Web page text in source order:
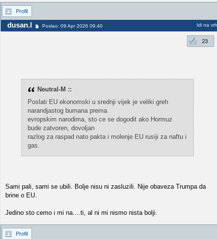
Profil
dusan.l Poslao: 09 Apr 2026 09:40 Idi na vrh
23
Neutral-M ::
Poslati EU ekonomski u srednji vijek je veliki greh
narandjastog bumana prema
evropskim narodima, sto ce se dogodit ako Hormuz
bude zatvoren, dovoljan
razlog za raspad nato pakta i molenje EU rusiji za naftu i
gas.
Sami pali, sami se ubili. Bolje nisu ni zasluzili. Nije obaveza Trumpa da
brine o EU.
Jedino sto cemo i mi na....ti, al ni mi nismo nista bolji.
Profil